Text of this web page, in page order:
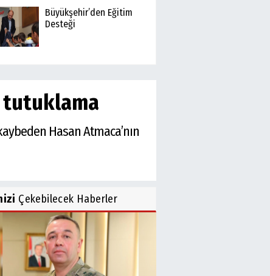
Büyükşehir’den Eğitim
Desteği
tutuklama
Hasan Atmaca’nın
Çekebilecek Haberler